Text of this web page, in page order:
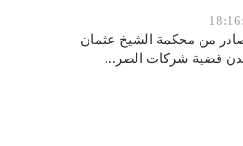
من محكمة الشيخ عثمان
عدن قضية شركات الصر...